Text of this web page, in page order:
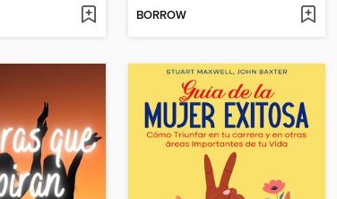
BORROW